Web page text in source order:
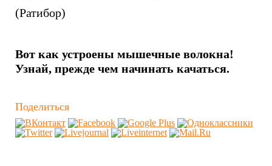
(Ратибор)
Вот как устроены мышечные волокна!
Узнай, прежде чем начинать качаться.
Поделиться